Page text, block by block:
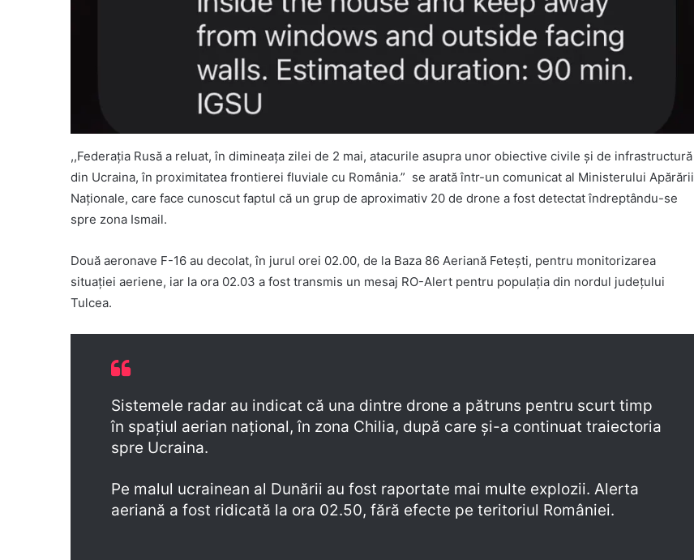
,,Federația Rusă a reluat, în dimineața zilei de 2 mai, atacurile asupra unor obiective civile și de infrastructură
din Ucraina, în proximitatea frontierei fluviale cu România.” se arată într-un comunicat al Ministerului Apărării
Naționale, care face cunoscut faptul că un grup de aproximativ 20 de drone a fost detectat îndreptându-se
spre zona Ismail.
Două aeronave F-16 au decolat, în jurul orei 02.00, de la Baza 86 Aeriană Fetești, pentru monitorizarea
situației aeriene, iar la ora 02.03 a fost transmis un mesaj RO-Alert pentru populația din nordul județului
Tulcea.
Sistemele radar au indicat că una dintre drone a pătruns pentru scurt timp
în spațiul aerian național, în zona Chilia, după care și-a continuat traiectoria
spre Ucraina.
Pe malul ucrainean al Dunării au fost raportate mai multe explozii. Alerta
aeriană a fost ridicată la ora 02.50, fără efecte pe teritoriul României.